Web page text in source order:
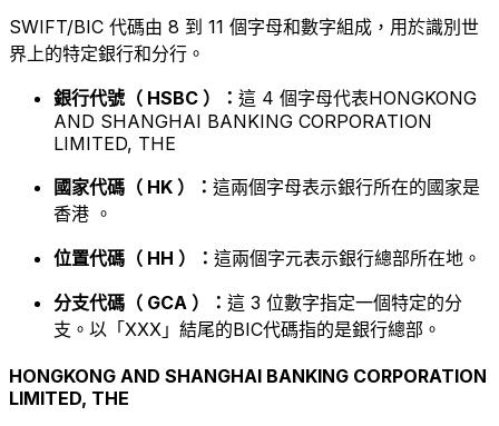
SWIFT/BIC 代碼由 8 到 11 個字母和數字組成，用於識別世
界上的特定銀行和分行。
銀行代號（ HSBC ）： 這 4 個字母代表HONGKONG
AND SHANGHAI BANKING CORPORATION
LIMITED, THE
國家代碼（ HK ）： 這兩個字母表示銀行所在的國家是
香港 。
位置代碼（ HH ）： 這兩個字元表示銀行總部所在地。
分支代碼（ GCA ）： 這 3 位數字指定一個特定的分
支。以「XXX」結尾的BIC代碼指的是銀行總部。
HONGKONG AND SHANGHAI BANKING CORPORATION
LIMITED, THE